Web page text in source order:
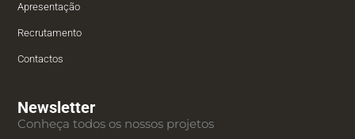
Apresentação
Recrutamento
Contactos
Newsletter
Conheça todos os nossos projetos